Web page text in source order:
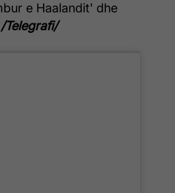
e Haalandit' dhe
/Telegrafi/